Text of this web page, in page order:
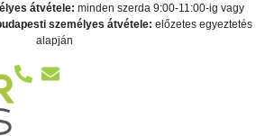
átvétele: minden szerda 9:00-11:00-ig vagy
személyes átvétele: előzetes egyeztetés
alapján